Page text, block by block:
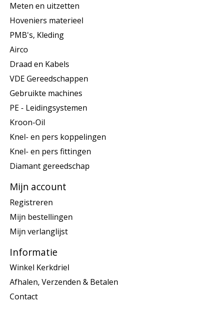
Meten en uitzetten
Hoveniers materieel
PMB's, Kleding
Airco
Draad en Kabels
VDE Gereedschappen
Gebruikte machines
PE - Leidingsystemen
Kroon-Oil
Knel- en pers koppelingen
Knel- en pers fittingen
Diamant gereedschap
Mijn account
Registreren
Mijn bestellingen
Mijn verlanglijst
Informatie
Winkel Kerkdriel
Afhalen, Verzenden & Betalen
Contact